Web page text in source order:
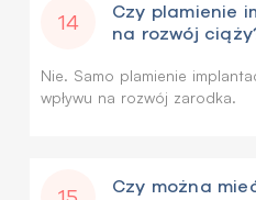
14
Czy plamienie
na rozwój
Nie. Samo plamienie
wpływu na rozwój zarodka.
Czy można